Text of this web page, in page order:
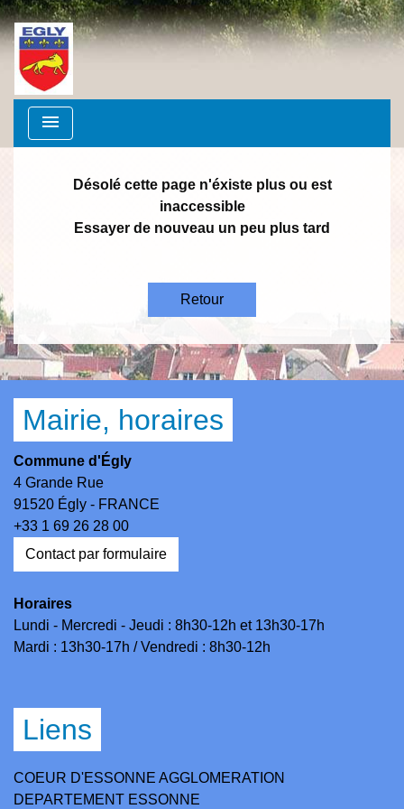
menu
Désolé cette page n'éxiste plus ou est
inaccessible
Essayer de nouveau un peu plus tard
Retour
Mairie, horaires
Commune d'Égly
4 Grande Rue
91520 Égly - FRANCE
+33 1 69 26 28 00
Contact par formulaire
Horaires
Lundi - Mercredi - Jeudi : 8h30-12h et 13h30-17h
Mardi : 13h30-17h / Vendredi : 8h30-12h
Liens
COEUR D'ESSONNE AGGLOMERATION
DEPARTEMENT ESSONNE